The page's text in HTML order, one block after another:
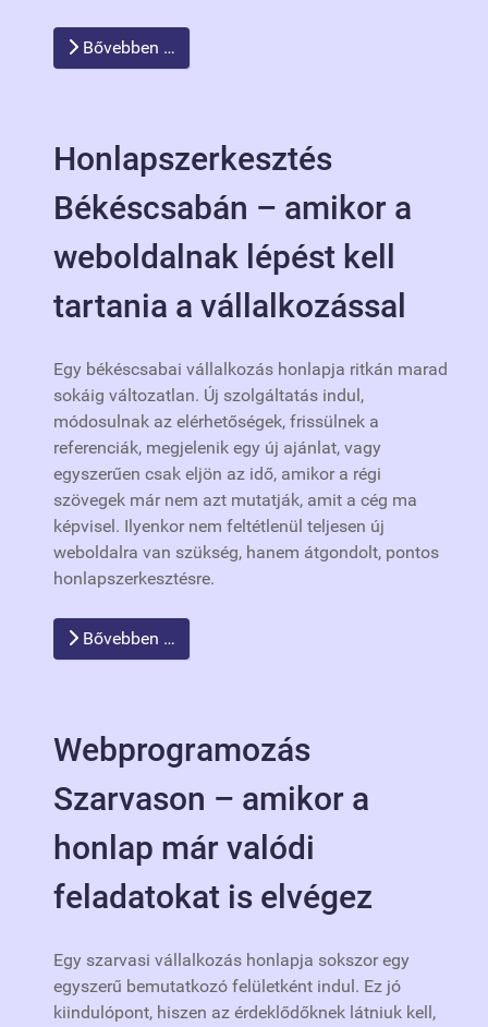
Bővebben …
Honlapszerkesztés
Békéscsabán – amikor a
weboldalnak lépést kell
tartania a vállalkozással
Egy békéscsabai vállalkozás honlapja ritkán marad
sokáig változatlan. Új szolgáltatás indul,
módosulnak az elérhetőségek, frissülnek a
referenciák, megjelenik egy új ajánlat, vagy
egyszerűen csak eljön az idő, amikor a régi
szövegek már nem azt mutatják, amit a cég ma
képvisel. Ilyenkor nem feltétlenül teljesen új
weboldalra van szükség, hanem átgondolt, pontos
honlapszerkesztésre.
Bővebben …
Webprogramozás
Szarvason – amikor a
honlap már valódi
feladatokat is elvégez
Egy szarvasi vállalkozás honlapja sokszor egy
egyszerű bemutatkozó felületként indul. Ez jó
kiindulópont, hiszen az érdeklődőknek látniuk kell,